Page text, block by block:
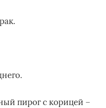
пирог с корицей –